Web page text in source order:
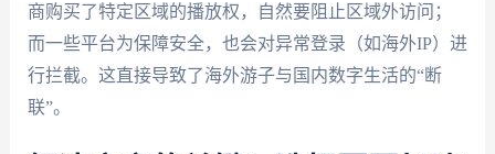
商购买了特定区域的播放权，自然要阻止区域外访问；
而一些平台为保障安全，也会对异常登录（如海外IP）进
行拦截。这直接导致了海外游子与国内数字生活的“断
联”。